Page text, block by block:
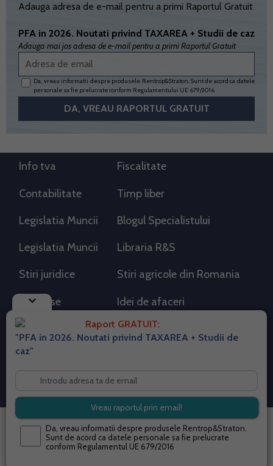
Adauga adresa de e-mail pentru a primi Raportul Gratuit
PFA in 2026. Noutati privind TAXAREA + Studii de caz
Adauga mai jos adresa de e-mail pentru a primi Raportul Gratuit
Da, vreau informatii despre produsele Rentrop&Straton. Sunt de acord ca datele
personale sa fie prelucrate conform Regulamentului UE 679/2016
keyboard_arrow_down
Raport GRATUIT:
"PFA in 2026. Noutati privind TAXAREA + Studii de
caz"
Da, vreau informatii despre produsele Rentrop&Straton.
Sunt de acord ca datele personale sa fie prelucrate
conform Regulamentul UE 679/2016
Info tva Fiscalitate
Contabilitate Timp liber
Legislatia Muncii Blogul Specialistului
Legislatia Muncii Libraria R&S
Stiri juridice Stiri agricole din Romania
AdSense Idei de afaceri
RSS Flux RSS 2.0
Despre cookies
Termeni si conditii
Contact
© 2026 portalpfa.ro. Toate drepturile rezervate.